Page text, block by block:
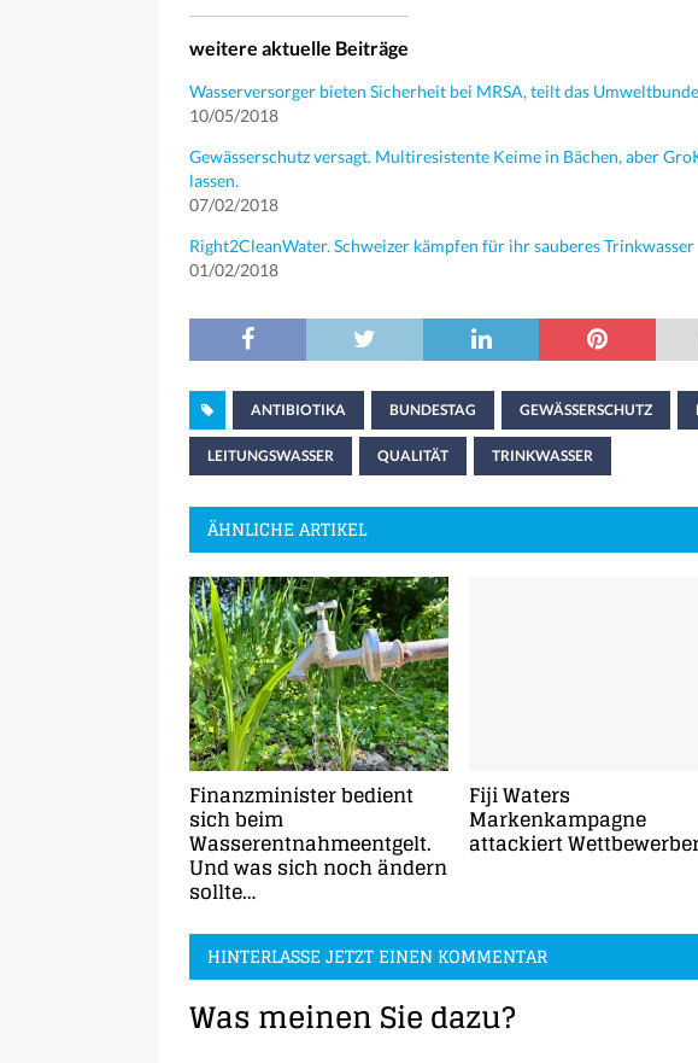
weitere aktuelle Beiträge
Wasserversorger bieten Sicherheit bei MRSA, teilt das
10/05/2018
Gewässerschutz versagt. Multiresistente Keime in Bächen, aber
lassen.
07/02/2018
Right2CleanWater. Schweizer kämpfen für ihr sauberes Trinkwasser
01/02/2018
ANTIBIOTIKA BUNDESTAG GEWÄSSERSCHUTZ
LEITUNGSWASSER QUALITÄT TRINKWASSER
ÄHNLICHE ARTIKEL
Finanzminister bedient
sich beim
Wasserentnahmeentgelt.
Und was sich noch ändern
sollte…
Fiji Waters
Markenkampagne
attackiert
HINTERLASSE JETZT EINEN KOMMENTAR
Was meinen Sie dazu?